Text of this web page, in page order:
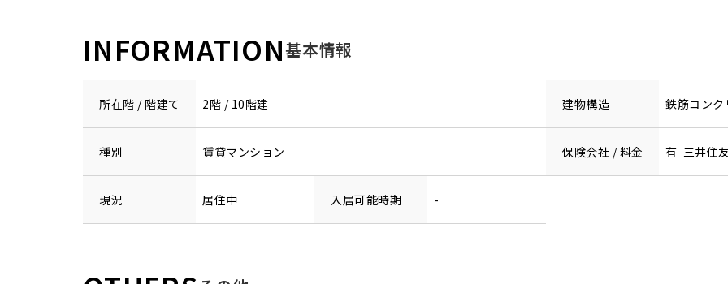
INFORMATION基本情報
所在階 / 階建て 2階 / 10階建 建物構造 鉄筋コンク
種別 賃貸マンション 保険会社 / 料金 有 三井住
現況 居住中 入居可能時期 -